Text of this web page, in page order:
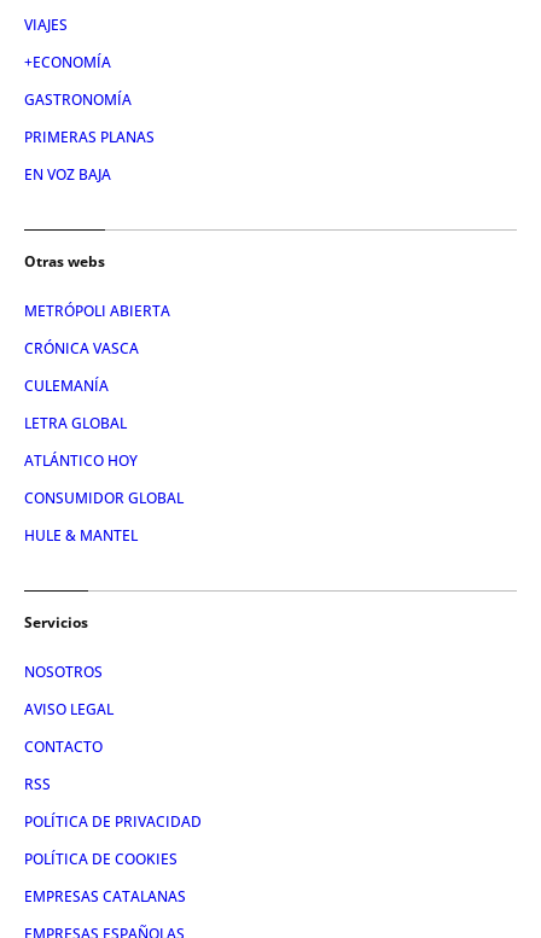
VIAJES
+ECONOMÍA
GASTRONOMÍA
PRIMERAS PLANAS
EN VOZ BAJA
Otras webs
METRÓPOLI ABIERTA
CRÓNICA VASCA
CULEMANÍA
LETRA GLOBAL
ATLÁNTICO HOY
CONSUMIDOR GLOBAL
HULE & MANTEL
Servicios
NOSOTROS
AVISO LEGAL
CONTACTO
RSS
POLÍTICA DE PRIVACIDAD
POLÍTICA DE COOKIES
EMPRESAS CATALANAS
EMPRESAS ESPAÑOLAS